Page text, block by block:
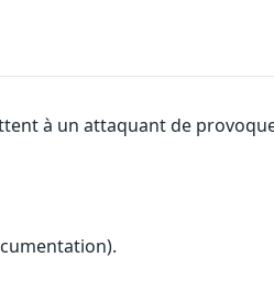
à un attaquant de